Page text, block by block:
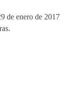
de enero de 2017